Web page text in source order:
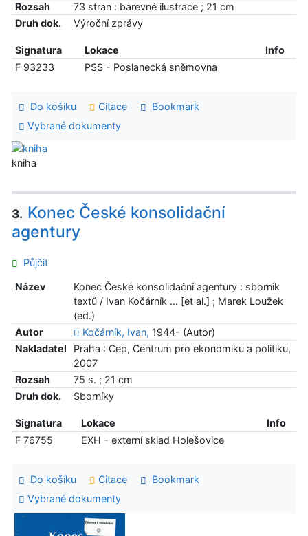
Rozsah
73 stran : barevné ilustrace ; 21 cm
Druh dok.
Výroční zprávy
Signatura Lokace
Info
F 93233
PSS - Poslanecká sněmovna
Do košíku Citace
Bookmark
Vybrané dokumenty
kniha
3. Konec České konsolidační
agentury
Půjčit
Název
Konec České konsolidační agentury : sborník
textů / Ivan Kočárník ... [et al.] ; Marek Loužek
(ed.)
Autor
Kočárník, Ivan, 1944- (Autor)
Nakladatel
Praha : Cep, Centrum pro ekonomiku a politiku,
2007
Rozsah
75 s. ; 21 cm
Druh dok.
Sborníky
Signatura Lokace
Info
F 76755
EXH - externí sklad Holešovice
Do košíku Citace
Bookmark
Vybrané dokumenty